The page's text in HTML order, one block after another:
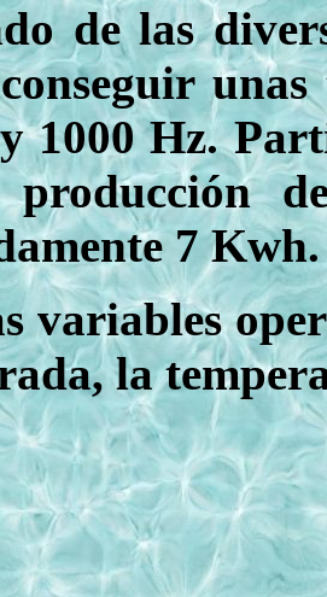
de las
1000 Hz.
7
la